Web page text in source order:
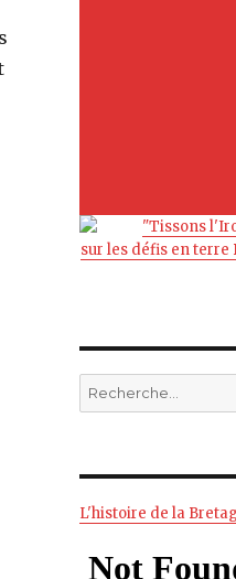
"Tissons
sur les défis en terre
Recherche
pour
L'histoire de la